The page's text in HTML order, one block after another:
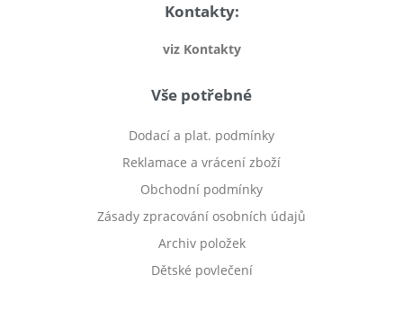
Kontakty:
viz Kontakty
Vše potřebné
Dodací a plat. podmínky
Reklamace a vrácení zboží
Obchodní podmínky
Zásady zpracování osobních údajů
Archiv položek
Dětské povlečení